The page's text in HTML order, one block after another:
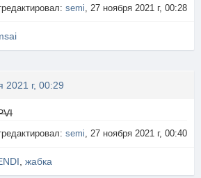
semi, 27 ноября 2021 г, 00:28
2021 г, 00:29
semi, 27 ноября 2021 г, 00:40
жабка